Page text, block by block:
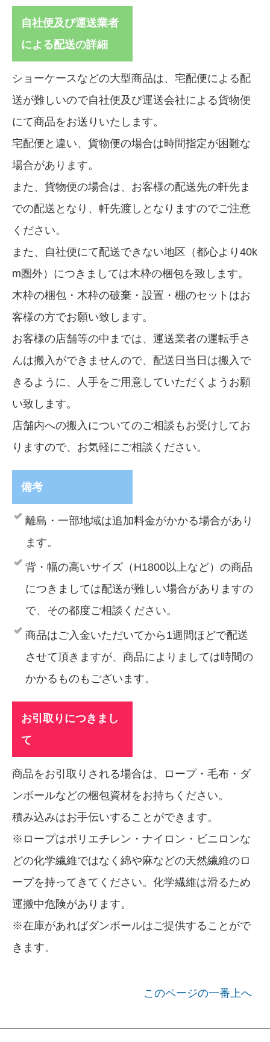
自社便及び運送業者
による配送の詳細
ショーケースなどの大型商品は、宅配便による配
送が難しいので自社便及び運送会社による貨物便
にて商品をお送りいたします。
宅配便と違い、貨物便の場合は時間指定が困難な
場合があります。
また、貨物便の場合は、お客様の配送先の軒先ま
での配送となり、軒先渡しとなりますのでご注意
ください。
また、自社便にて配送できない地区（都心より40k
m圏外）につきましては木枠の梱包を致します。
木枠の梱包・木枠の破棄・設置・棚のセットはお
客様の方でお願い致します。
お客様の店舗等の中までは、運送業者の運転手さ
んは搬入ができませんので、配送日当日は搬入で
きるように、人手をご用意していただくようお願
い致します。
店舗内への搬入についてのご相談もお受けしてお
りますので、お気軽にご相談ください。
備考
離島・一部地域は追加料金がかかる場合があり
ます。
背・幅の高いサイズ（H1800以上など）の商品
につきましては配送が難しい場合がありますの
で、その都度ご相談ください。
商品はご入金いただいてから1週間ほどで配送
させて頂きますが、商品によりましては時間の
かかるものもございます。
お引取りにつきまし
て
商品をお引取りされる場合は、ロープ・毛布・ダ
ンボールなどの梱包資材をお持ちください。
積み込みはお手伝いすることができます。
※ロープはポリエチレン・ナイロン・ビニロンな
どの化学繊維ではなく綿や麻などの天然繊維のロ
ープを持ってきてください。化学繊維は滑るため
運搬中危険があります。
※在庫があればダンボールはご提供することがで
きます。
このページの一番上へ